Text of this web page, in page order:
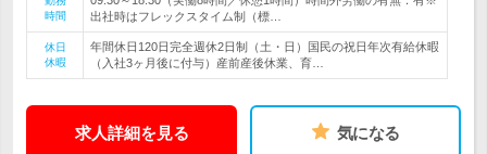
時間
出社時はフレックスタイム制（標…
休日
休暇
年間休日120日完全週休2日制（土・日）国民の祝日年次有給休暇
（入社3ヶ月後に付与）産前産後休業、育…
求人詳細を見る 気になる